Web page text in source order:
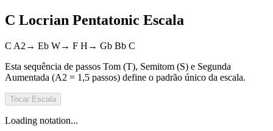
C Locrian Pentatonic Escala
C A2 → Eb W→ F H → Gb Bb C
Esta sequência de passos Tom (T), Semitom (S) e Segunda
Aumentada (A2 = 1,5 passos) define o padrão único da escala.
Tocar Escala
Loading notation...